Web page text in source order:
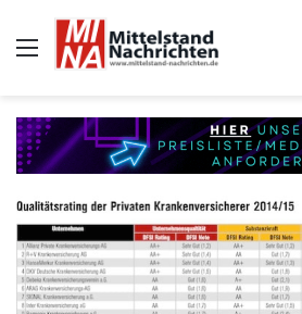
Auswahl